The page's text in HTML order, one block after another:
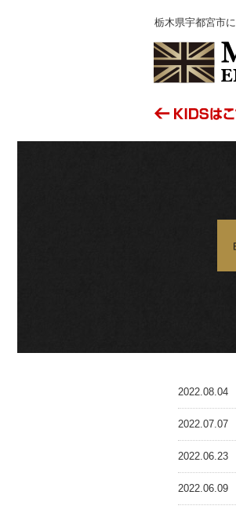
栃木県宇都宮市
2022.08.04
2022.07.07
2022.06.23
2022.06.09